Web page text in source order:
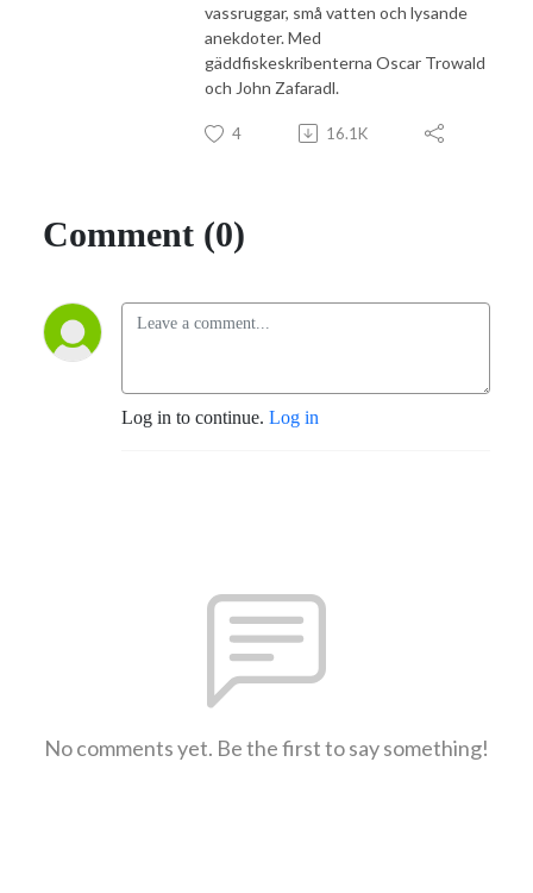
vassruggar, små vatten och lysande
anekdoter. Med
gäddfiskeskribenterna Oscar Trowald
och John Zafaradl.
4 16.1K
Comment (0)
Log in to continue. Log in
No comments yet. Be the first to say something!